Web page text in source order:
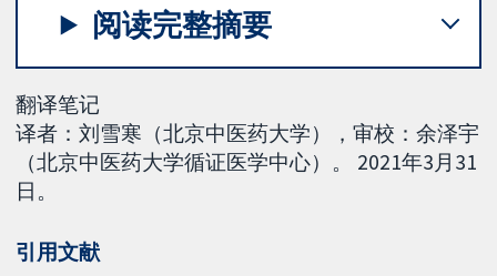
阅读完整摘要
翻译笔记
译者：刘雪寒（北京中医药大学），审校：余泽宇
（北京中医药大学循证医学中心）。 2021年3月31
日。
引用文献